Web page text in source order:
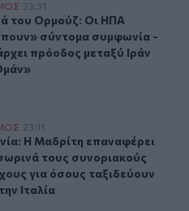
«βλέπουν» σύντομα
23:31
του Ορμούζ: Οι ΗΠΑ
του Ορμούζ: Οι ΗΠΑ
σύντομα συμφωνία -
πρόοδος μεταξύ Ιράν
προσωρινά τους
23:11
Η Μαδρίτη επαναφέρει
Η Μαδρίτη επαναφέρει
τους συνοριακούς
για όσους ταξιδεύουν
Ιταλία